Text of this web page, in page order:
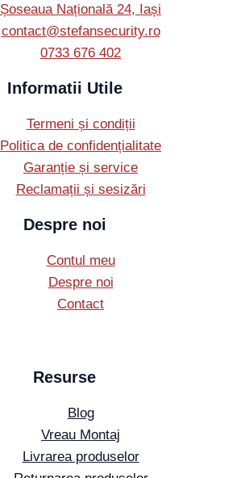
Șoseaua Națională 24, Iași
contact@stefansecurity.ro
0733 676 402
Informatii Utile
Termeni și condiții
Politica de confidențialitate
Garanție și service
Reclamații și sesizări
Despre noi
Contul meu
Despre noi
Contact
Resurse
Blog
Vreau Montaj
Livrarea produselor